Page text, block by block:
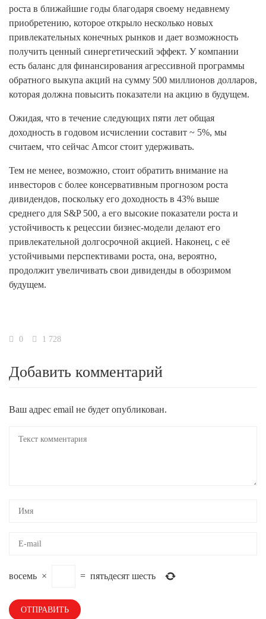
роста в ближайшие годы благодаря своему недавнему
приобретению, которое открыло несколько новых
привлекательных конечных рынков и дает возможность
получить ценный синергетический эффект. У компании
есть баланс для финансирования агрессивной программы
обратного выкупа акций на сумму 500 миллионов долларов,
которая должна повысить показатели на акцию в будущем.
Ожидая, что в течение следующих пяти лет общая
доходность в годовом исчислении составит ~ 5%, мы
считаем, что сейчас Amcor стоит удерживать.
Тем не менее, возможно, стоит обратить внимание на
инвесторов с более консервативным прогнозом роста
дивидендов, поскольку его доходность в 43% выше
среднего для S&P 500, а его высокие показатели роста и
устойчивость к рецессии бизнес-модели делают его
привлекательной долгосрочной акцией. Наконец, с её
устойчивыми перспективами роста, она, вероятно,
продолжит увеличивать свои дивиденды в обозримом
будущем.
0 1 728
Добавить комментарий
Ваш адрес email не будет опубликован.
восемь × = пятьдесят шесть